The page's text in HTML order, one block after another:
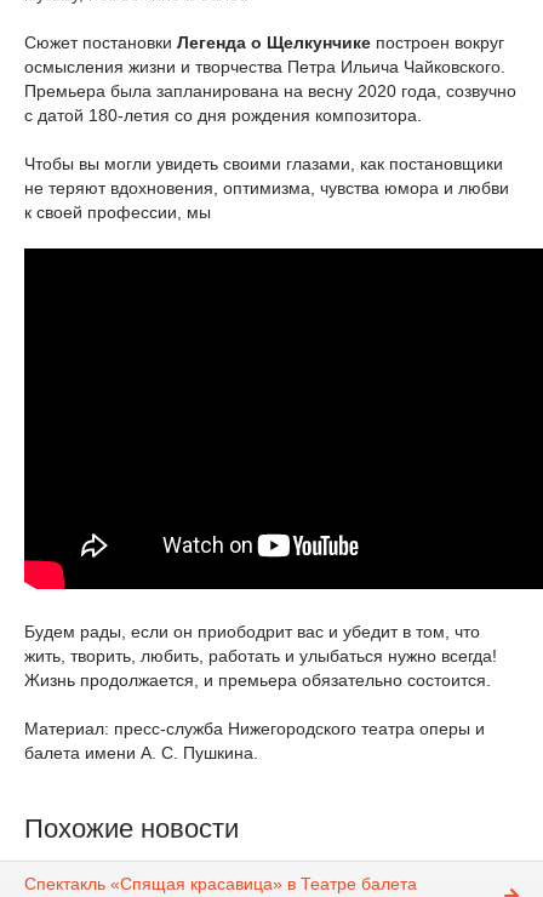
Сюжет постановки Легенда о Щелкунчике построен вокруг
осмысления жизни и творчества Петра Ильича Чайковского.
Премьера была запланирована на весну 2020 года, созвучно
с датой 180-летия со дня рождения композитора.
Чтобы вы могли увидеть своими глазами, как постановщики
не теряют вдохновения, оптимизма, чувства юмора и любви
к своей профессии, мы
Будем рады, если он приободрит вас и убедит в том, что
жить, творить, любить, работать и улыбаться нужно всегда!
Жизнь продолжается, и премьера обязательно состоится.
Материал: пресс-служба Нижегородского театра оперы и
балета имени А. С. Пушкина.
Похожие новости
Спектакль «Спящая красавица» в Театре балета